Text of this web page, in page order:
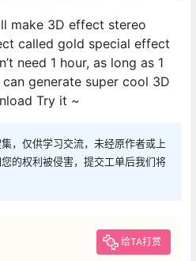
make 3D effect stereo
called gold special effect
need 1 hour, as long as 1
generate super cool 3D
Try it ~
，仅供学习交流，未经原作者或上
的权利被侵害，提交工单后我们将
给TA打赏